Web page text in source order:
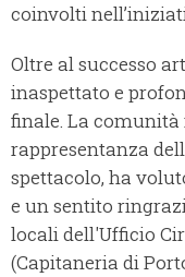
coinvolti
Oltre al successo
inaspettato e
finale. La
rappresentanza
spettacolo, ha
e un sentito
locali dell'Ufficio
(Capitaneria di